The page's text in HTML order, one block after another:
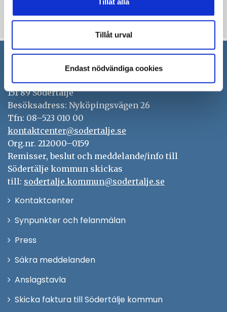
Tillåt urval
Endast nödvändiga cookies
thumb_up Ja thumb_down Nej
Södertälje kommun
151 89 Södertälje
Besöksadress: Nyköpingsvägen 26
Tfn: 08–523 010 00
kontaktcenter@sodertalje.se
Org.nr. 212000–0159
Remisser, beslut och meddelande/info till
Södertälje kommun skickas
till: sodertalje.kommun@sodertalje.se
KontaktcenterÖppna
Synpunkter och felanmälan
Press
fönster
Säkra meddelanden
Anslagstavla
Skicka faktura till Södertälje kommun